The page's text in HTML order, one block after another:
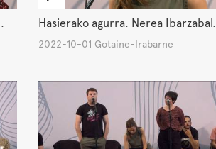
Hasierako agurra. Nerea Ibarzabal.
2022-10-01 Gotaine-Irabarne